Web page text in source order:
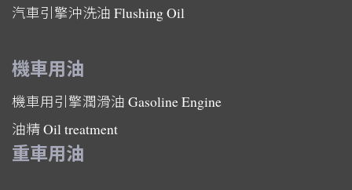
汽車引擎沖洗油 Flushing Oil
機車用油
機車用引擎潤滑油 Gasoline Engine
油精Oil treatment
重車用油